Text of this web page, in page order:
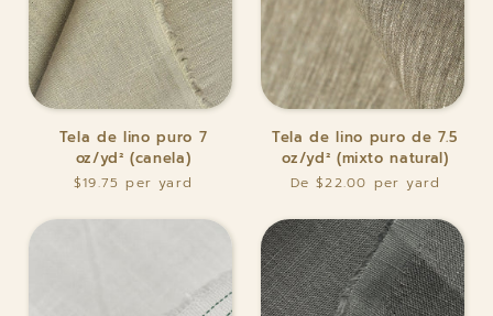
Tela
oz/yd²
Tela de lino puro 7
oz/yd² (canela)
$19.75
Tela
de
lino
puro
7.5
oz/yd²
(mixto
natural)
Tela de lino puro de 7.5
oz/yd² (mixto natural)
De $22.00